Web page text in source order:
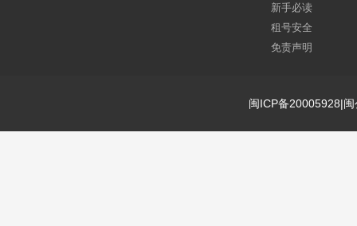
新手必读
租号安全
免责声明
闽ICP备20005928|